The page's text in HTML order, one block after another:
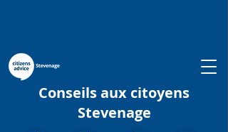
Conseils aux citoyens
Stevenage